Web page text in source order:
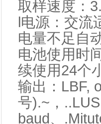
取样速度：
l电源：交流
电量不足自
电池使用时
续使用24个
输出：LBF,
号).~，
baud、